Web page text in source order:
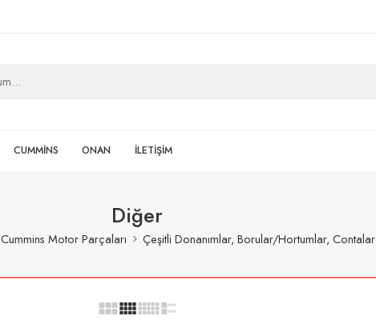
CUMMİNS ONAN İLETİŞİM
Diğer
Cummins Motor Parçaları Çeşitli Donanımlar, Borular/Hortumlar, Contalar